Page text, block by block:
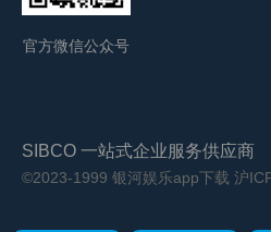
官方微信公众号
SIBCO 一站式企业服务供应商
©2023-1999 银河娱乐app下载 沪